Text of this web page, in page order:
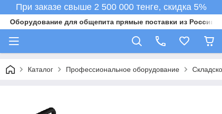
При заказе свыше 2 500 000 тенге, скидка 5%
Оборудование для общепита прямые поставки из России в
Каталог Профессиональное оборудование